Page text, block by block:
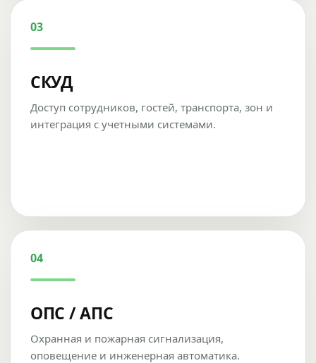
03
СКУД
Доступ сотрудников, гостей, транспорта, зон и
интеграция с учетными системами.
04
ОПС / АПС
Охранная и пожарная сигнализация,
оповещение и инженерная автоматика.